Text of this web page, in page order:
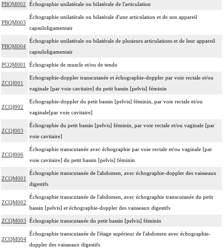
PBQM002 Échographie unilatérale ou bilatérale de l'articulation
PBQM003
Échographie unilatérale ou bilatérale d'une articulation et de son appareil
capsuloligamentair
PBQM004
Échographie unilatérale ou bilatérale de plusieurs articulations et de leur appareil
capsuloligamentair
PCQM001 Échographie de muscle et/ou de tendo
ZCQJ001
Echographie-doppler transcutanée et échographie-doppler par voie rectale et/ou
vaginale [par voie cavitaire] du petit bassin [pelvis] féminin
ZCQJ002
Echographie-doppler du petit bassin [pelvis] féminin, par voie rectale et/ou
vaginale[par voie cavitaire]
ZCQJ003
Échographie du petit bassin [pelvis] féminin, par voie rectale et/ou vaginale [par
voie cavitaire]
ZCQJ006
Échographie transcutanée avec échographie par voie rectale et/ou vaginale [par
voie cavitaire] du petit bassin [pelvis] féminin
ZCQM001
Échographie transcutanée de l'abdomen, avec échographie-doppler des vaisseaux
digestifs
ZCQM002
Échographie transcutanée de l'abdomen, avec échographie transcutanée du petit
bassin [pelvis] et échographie-doppler des vaisseaux digestifs
ZCQM003 Échographie transcutanée du petit bassin [pelvis] féminin
ZCQM004
Échographie transcutanée de l'étage supérieur de l'abdomen avec échographie-
doppler des vaisseaux digestifs